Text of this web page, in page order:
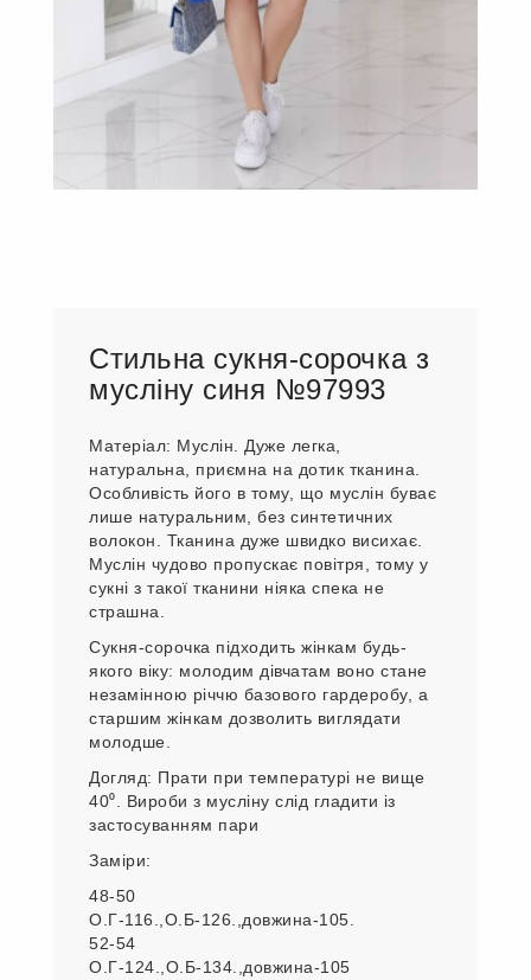
Стильна сукня-сорочка з
мусліну синя №97993
Матеріал: Муслін. Дуже легка,
натуральна, приємна на дотик тканина.
Особливість його в тому, що муслін буває
лише натуральним, без синтетичних
волокон. Тканина дуже швидко висихає.
Муслін чудово пропускає повітря, тому у
сукні з такої тканини ніяка спека не
страшна.
Сукня-сорочка підходить жінкам будь-
якого віку: молодим дівчатам воно стане
незамінною річчю базового гардеробу, а
старшим жінкам дозволить виглядати
молодше.
Догляд: Прати при температурі не вище
40⁰. Вироби з мусліну слід гладити із
застосуванням пари
Заміри:
48-50
О.Г-116.,О.Б-126.,довжина-105.
52-54
О.Г-124.,О.Б-134.,довжина-105